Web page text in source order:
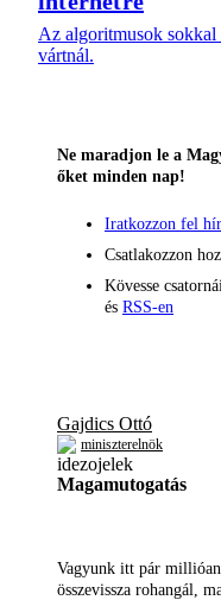
Az algoritmusok
vártnál.
Ne maradjon le a
őket minden nap!
Iratkozzon fel
Csatlakozzon
Kövesse
és RSS-en
Gajdics Ottó
miniszterelnök
Magamutogatás
Vagyunk itt pár
összevissza rohangál,